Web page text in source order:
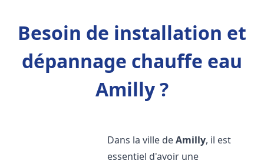
Besoin de installation et
dépannage chauffe eau
Amilly ?
Dans la ville deAmilly, il est
essentiel d'avoir une